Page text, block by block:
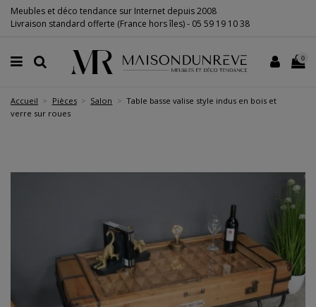
Meubles et déco tendance sur Internet depuis 2008
Livraison standard offerte (France hors îles) - 05 59 19 10 38
0
Accueil Pièces Salon
Table basse valise style indus en bois et
verre sur roues